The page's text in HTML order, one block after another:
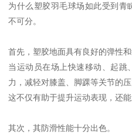
为什么塑胶羽毛球场如此受到青
不可分。
首先，塑胶地面具有良好的弹性和
当运动员在场上快速移动、起跳
力，减轻对膝盖、脚踝等关节的压
这不仅有助于提升运动表现，还
其次，其防滑性能十分出色。